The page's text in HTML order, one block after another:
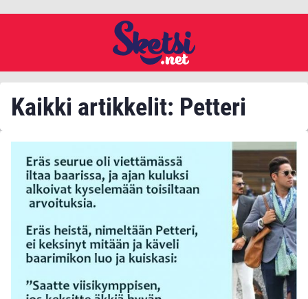
Kaikki artikkelit: Petteri